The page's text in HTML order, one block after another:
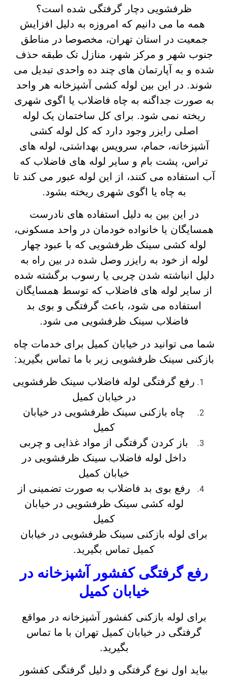
ظرفشویی دچار گرفتگی شده است؟
همه ما می دانیم که امروزه به دلیل افزایش
جمعیت در استان تهران، مخصوصا در مناطق
جنوب شهر و مرکز شهر، منازل تک طبقه حذف
شده و به آپارتمان های چند ده واحدی تبدیل می
شوند. در این بین لوله کشی آشپزخانه هر واحد
به صورت جداگنه به چاه فاضلاب یا اگوی شهری
ریخته نمی شود. برای کل ساختمان یک لوله
اصلی رایزر وجود دارد که کل لوله کشی
آشپزخانه، حمام، سرویس بهداشتی، لوله های
تراس، پشت بام و سایر لوله های فاضلاب که
آب استفاده می کنند، از این لوله عبور می کند تا
به چاه یا اگوی شهری ریخته بشود.
در این بین به دلیل استفاده های نادرست
همسایگان یا خانواده خودمان در واحد مسکونی،
لوله کشی سینک ظرفشویی که با عبود چهار
لوله از خود به رایزر وصل شده در بین راه به
دلیل انباشته شدن چربی یا رسوب برگشته شده
از سایر لوله های فاضلاب که توسط همسایگان
استفاده می شود، باعث گرفتگی و بوی بد
فاضلاب سینک ظرفشویی می شود.
شما می توانید در خیابان کمیل برای خدمات چاه
بازکنی سینک ظرفشویی زیر با ما تماس بگیرید:
رفع گرفتگی لوله فاضلاب سینک ظرفشویی
در خیابان کمیل
چاه بازکنی سینک ظرفشویی در خیابان
کمیل
باز کردن گرفتگی از مواد غذایی و چربی
داخل لوله فاضلاب سینک ظرفشویی در
خیابان کمیل
رفع بوی بد فاضلاب به صورت تضمینی از
لوله کشی سینک ظرفشویی در خیابان
کمیل
برای لوله بازکنی سینک ظرفشویی در خیابان
کمیل تماس بگیرید.
رفع گرفتگی کفشور آشپزخانه در
خیابان کمیل
برای لوله بازکنی کفشور آشپزخانه در مواقع
گرفتگی در خیابان کمیل تهران با ما تماس
بگیرید.
بیاید اول نوع گرفتگی و دلیل گرفتگی کفشور